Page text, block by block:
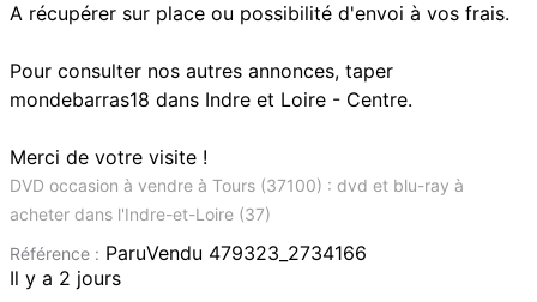
A récupérer sur place ou possibilité d'envoi à vos frais.
Pour consulter nos autres annonces, taper
mondebarras18 dans Indre et Loire - Centre.
Merci de votre visite !
DVD occasion à vendre à Tours (37100) : dvd et blu-ray à
acheter dans l'Indre-et-Loire (37)
Référence : ParuVendu 479323_2734166
Il y a 2 jours